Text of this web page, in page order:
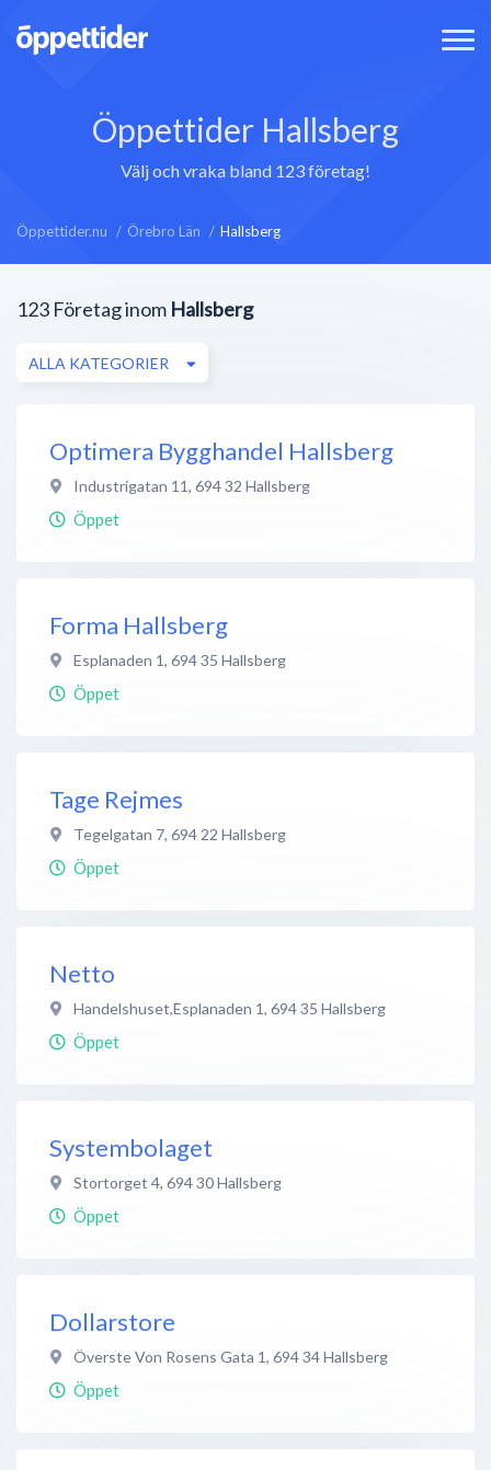
Öppettider Hallsberg
Välj och vraka bland 123 företag!
Öppettider.nu Örebro Län Hallsberg
123 Företag inom Hallsberg
ALLA KATEGORIER
Optimera Bygghandel Hallsberg
Industrigatan 11, 694 32 Hallsberg
Öppet
Forma Hallsberg
Esplanaden 1, 694 35 Hallsberg
Öppet
Tage Rejmes
Tegelgatan 7, 694 22 Hallsberg
Öppet
Netto
Handelshuset,Esplanaden 1, 694 35 Hallsberg
Öppet
Systembolaget
Stortorget 4, 694 30Hallsberg
Öppet
Dollarstore
Överste Von Rosens Gata 1, 694 34Hallsberg
Öppet